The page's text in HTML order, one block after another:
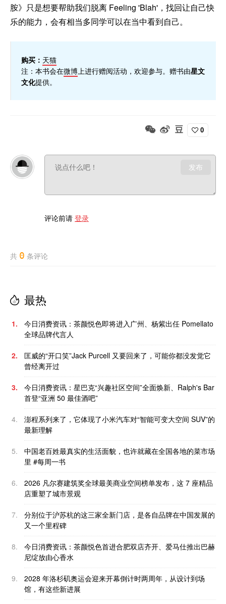
胺》只是想要帮助我们脱离 Feeling 'Blah'，找回让自己快
乐的能力，会有相当多同学可以在当中看到自己。
购买： 天猫
注：本书会在微博上进行赠阅活动，欢迎参与。赠书由星文
文化提供。
0
发布
评论前请 登录
共 0 条评论
最热
1.
今日消费资讯：茶颜悦色即将进入广州、杨紫出任 Pomellato
全球品牌代言人
2.
匡威的“开口笑”Jack Purcell 又要回来了，可能你都没发觉它
曾经离开过
3.
今日消费资讯：星巴克“兴趣社区空间”全面焕新、Ralph's Bar
首登“亚洲 50 最佳酒吧”
4.
澎程系列来了，它体现了小米汽车对“智能可变大空间 SUV”的
最新理解
5.
中国老百姓最真实的生活面貌，也许就藏在全国各地的菜市场
里 #每周一书
6.
2026 凡尔赛建筑奖全球最美商业空间榜单发布，这 7 座精品
店重塑了城市景观
7.
分别位于沪苏杭的这三家全新门店，是各自品牌在中国发展的
又一个里程碑
8.
今日消费资讯：茶颜悦色首进合肥双店齐开、爱马仕推出巴赫
尼绽放由心香水
9.
2028 年洛杉矶奥运会迎来开幕倒计时两周年，从设计到场
馆，有这些新进展